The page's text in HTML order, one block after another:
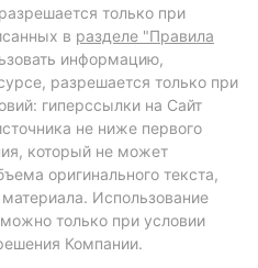
только при
в разделе "Правила
информацию,
разрешается только при
гиперссылки на Сайт
не ниже первого
который не может
оригинального текста,
Использование
только при условии
Компании.